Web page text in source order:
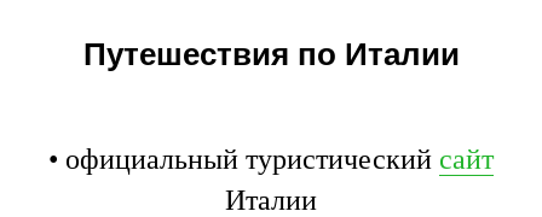
Путешествия по Италии
• официальный туристический сайт
Италии